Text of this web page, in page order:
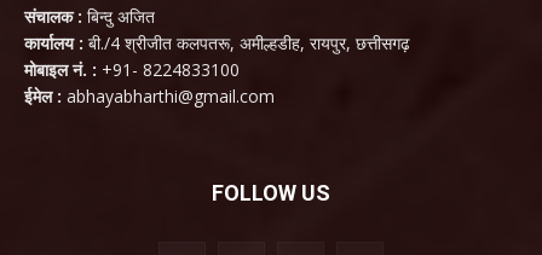
संचालक : बिन्दु अजित
कार्यालय : बी./4 श्रीजीत कलपतरू, अमील्हडीह, रायपुर, छत्तीसगढ़
मोबाइल नं. : +91- 8224833100
ईमेल : abhayabharthi@gmail.com
FOLLOW US